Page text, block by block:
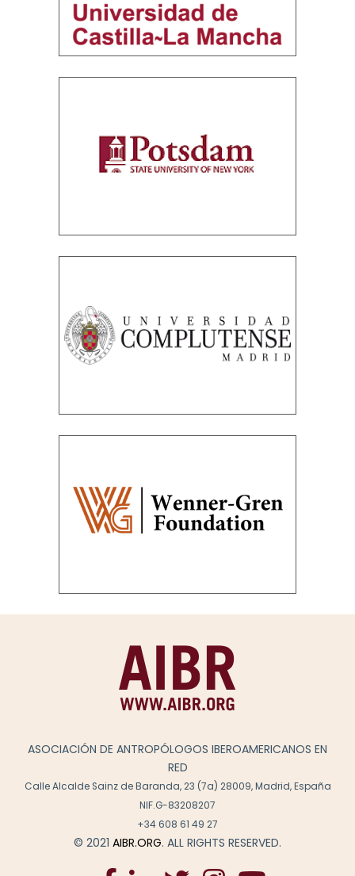
ASOCIACIÓN DE ANTROPÓLOGOS IBEROAMERICANOS EN
RED
Calle Alcalde Sainz de Baranda, 23 (7a) 28009, Madrid, España
NIF.G-83208207
+34 608 61 49 27
© 2021 AIBR.ORG. ALL RIGHTS RESERVED.